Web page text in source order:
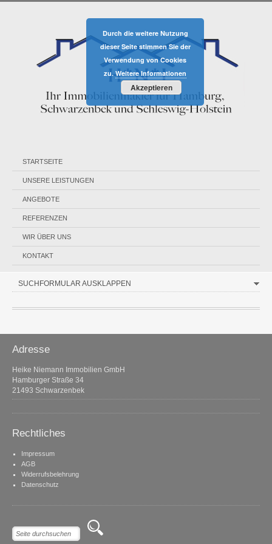
STARTSEITE
UNSERE LEISTUNGEN
ANGEBOTE
REFERENZEN
WIR ÜBER UNS
KONTAKT
SUCHFORMULAR AUSKLAPPEN
Adresse
Heike Niemann Immobilien GmbH
Hamburger Straße 34
21493 Schwarzenbek
Rechtliches
Impressum
AGB
Widerrufsbelehrung
Datenschutz
Durch die weitere Nutzung
dieser Seite stimmen Sie der
Verwendung von Cookies
zu.Weitere Informationen
Akzeptieren